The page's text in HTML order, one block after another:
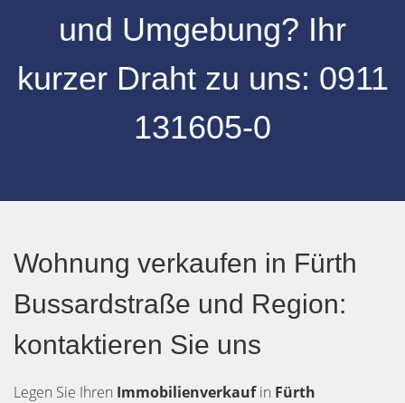
und Umgebung? Ihr
kurzer Draht zu uns: 0911
131605-0
Wohnung verkaufen in Fürth
Bussardstraße und Region:
kontaktieren Sie uns
Legen Sie Ihren Immobilienverkaufin Fürth